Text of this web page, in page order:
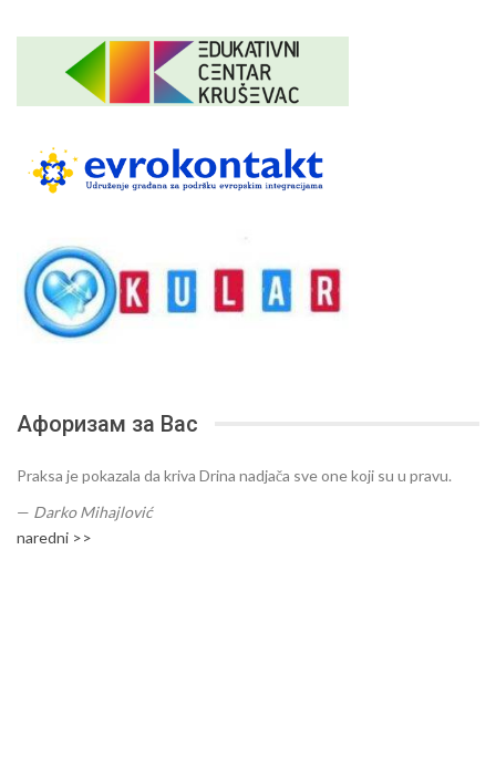
Афоризам за Вас
Praksa je pokazala da kriva Drina nadjača sve one koji su u pravu.
— Darko Mihajlović
naredni >>